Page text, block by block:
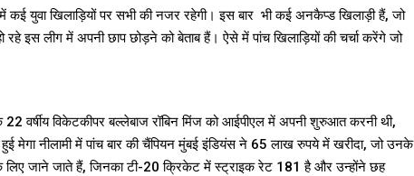
युवा खिलाड़ियों पर सभी की नजर रहेगी। इस बार भी कई अनकैप्ड खिलाड़ी हैं, जो
इस लीग में अपनी छाप छोड़ने को बेताब हैं। ऐसे में पांच खिलाड़ियों की चर्चा करेंगे जो
वर्षीय विकेटकीपर बल्लेबाज रॉबिन मिंज को आईपीएल में अपनी शुरुआत करनी थी,
मेगा नीलामी में पांच बार की चैंपियन मुंबई इंडियंस ने 65 लाख रुपये में खरीदा, जो उनके
जाने जाते हैं, जिनका टी-20 क्रिकेट में स्ट्राइक रेट 181 है और उन्होंने छह